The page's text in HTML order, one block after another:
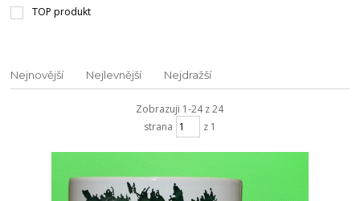
TOP produkt
Nejnovější Nejlevnější Nejdražší
Zobrazuji 1-24 z 24
strana
z 1